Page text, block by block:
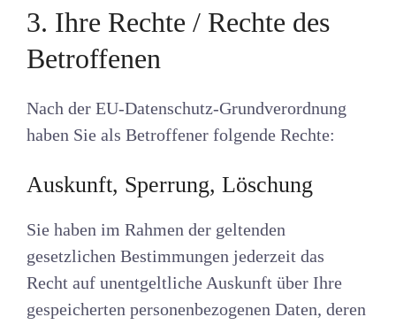
3. Ihre Rechte / Rechte des
Betroffenen
Nach der EU-Datenschutz-Grundverordnung
haben Sie als Betroffener folgende Rechte:
Auskunft, Sperrung, Löschung
Sie haben im Rahmen der geltenden
gesetzlichen Bestimmungen jederzeit das
Recht auf unentgeltliche Auskunft über Ihre
gespeicherten personenbezogenen Daten, deren